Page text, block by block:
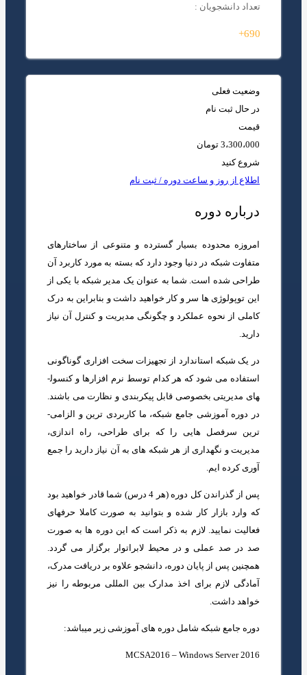
تعداد دانشجویان :
690+
وضعیت فعلی
در حال ثبت نام
قیمت
3،300،000 تومان
شروع کنید
اطلاع از روز و ساعت دوره / ثبت نام
درباره دوره
امروزه محدوده بسیار گسترده­ و متنوعی از ساختارهای
متفاوت شبکه در دنیا وجود دارد که بسته به مورد کاربرد آن
طراحی شده است. شما به عنوان یک مدیر شبکه با یکی از
این توپولوژی ­ها سر و کار خواهید داشت و بنابراین به درک
کاملی از نحوه عملکرد و چگونگی مدیریت و کنترل آن نیاز
دارید.
در یک شبکه استاندارد از تجهیزات سخت افزاری گوناگونی
استفاده می ­شود که هر کدام توسط نرم­ افزارها و کنسول­
های مدیریتی بخصوصی قابل پیکربندی و نظارت می­ باشند.
در دوره آموزشی جامع شبکه، ما کاربردی­ ترین و الزامی­
ترین سرفصل­ هایی را که برای طراحی، راه ­اندازی،
مدیریت و نگهداری از هر شبکه ه­ای به آن نیاز دارید را جمع
آوری کرده­ ایم.
پس از گذراندن کل دوره (هر 4 درس) شما قادر خواهید بود
که وارد بازار کار شده و بتوانید به صورت کاملا حرفه­ای
فعالیت نمایید. لازم به ذکر است که این دوره­ ها به صورت
صد در صد عملی و در محیط لابراتوار برگزار می­ گردد.
همچنین پس از پایان دوره، دانشجو علاوه بر دریافت مدرک،
آمادگی لازم برای اخذ مدارک بین ­المللی مربوطه را نیز
خواهد داشت.
دوره جامع شبکه شامل دوره ­های آموزشی زیر می­باشد:
MCSA2016 – Windows Server 2016